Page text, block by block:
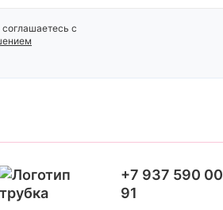
с
+7 937 590 00
91